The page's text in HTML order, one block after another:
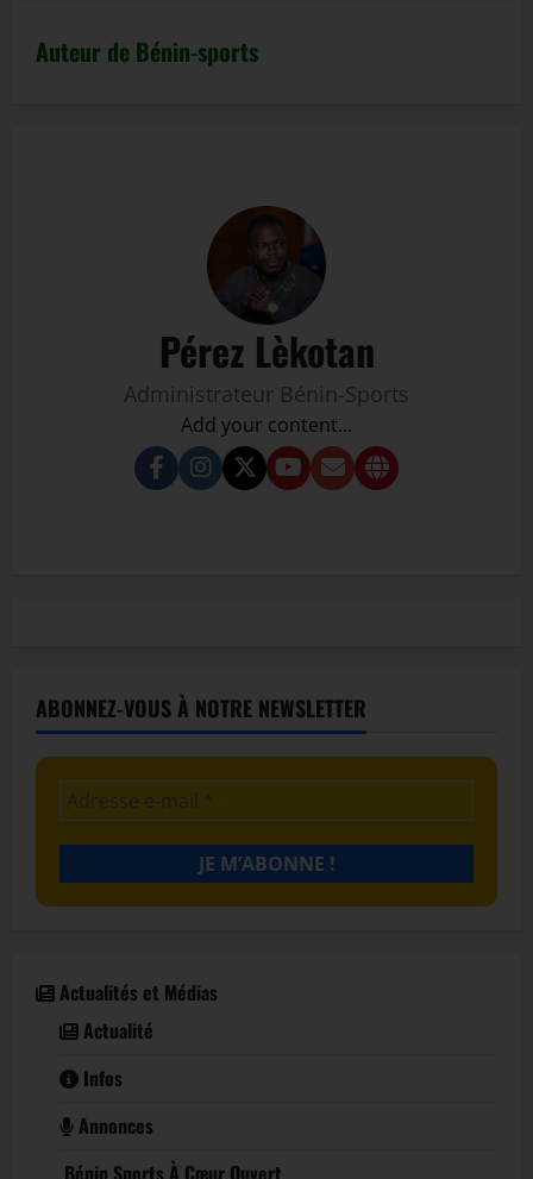
Auteur de Bénin-sports
Pérez Lèkotan
Administrateur Bénin-Sports
Add your content...
ABONNEZ-VOUS À NOTRE NEWSLETTER
Actualités et Médias
Actualité
Infos
Annonces
Bénin Sports À Cœur Ouvert